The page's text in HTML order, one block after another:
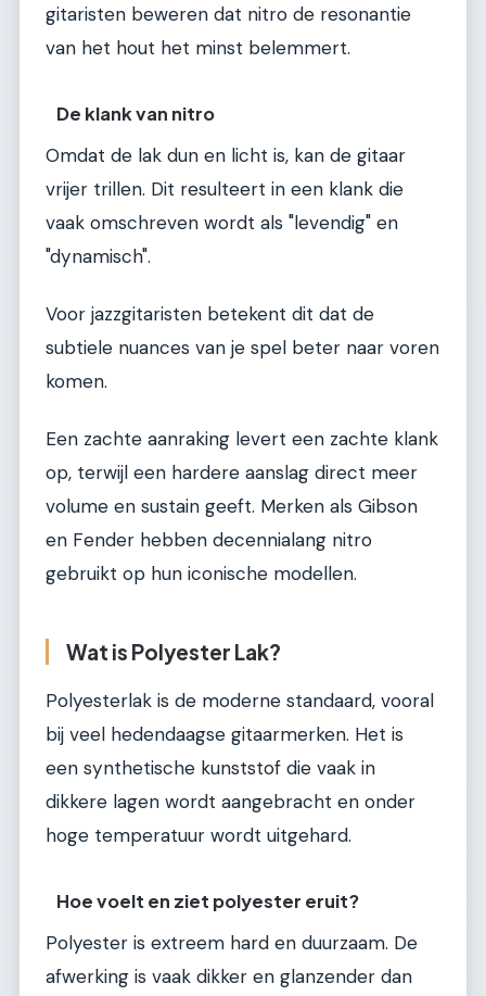
gitaristen beweren dat nitro de resonantie
van het hout het minst belemmert.
De klank van nitro
Omdat de lak dun en licht is, kan de gitaar
vrijer trillen. Dit resulteert in een klank die
vaak omschreven wordt als "levendig" en
"dynamisch".
Voor jazzgitaristen betekent dit dat de
subtiele nuances van je spel beter naar voren
komen.
Een zachte aanraking levert een zachte klank
op, terwijl een hardere aanslag direct meer
volume en sustain geeft. Merken als Gibson
en Fender hebben decennialang nitro
gebruikt op hun iconische modellen.
Wat is Polyester Lak?
Polyesterlak is de moderne standaard, vooral
bij veel hedendaagse gitaarmerken. Het is
een synthetische kunststof die vaak in
dikkere lagen wordt aangebracht en onder
hoge temperatuur wordt uitgehard.
Hoe voelt en ziet polyester eruit?
Polyester is extreem hard en duurzaam. De
afwerking is vaak dikker en glanzender dan